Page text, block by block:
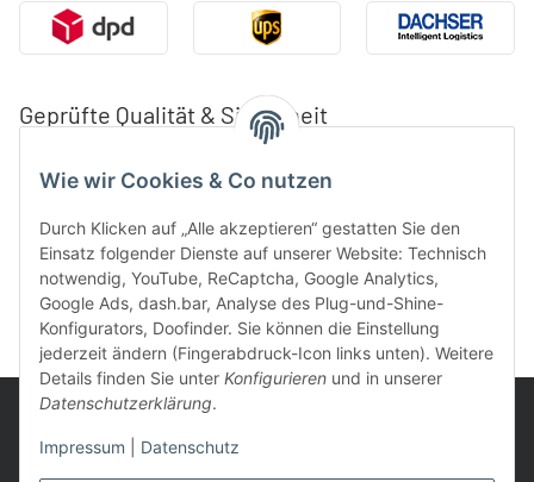
Wie wir Cookies & Co nutzen
Durch Klicken auf „Alle akzeptieren“ gestatten Sie den
Einsatz folgender Dienste auf unserer Website: Technisch
notwendig, YouTube, ReCaptcha, Google Analytics,
Google Ads, dash.bar, Analyse des Plug-und-Shine-
Konfigurators, Doofinder. Sie können die Einstellung
jederzeit ändern (Fingerabdruck-Icon links unten). Weitere
Details finden Sie unter Konfigurieren und in unserer
Datenschutzerklärung.
Impressum Datenschutz
Geprüfte Qualität & Sicherheit